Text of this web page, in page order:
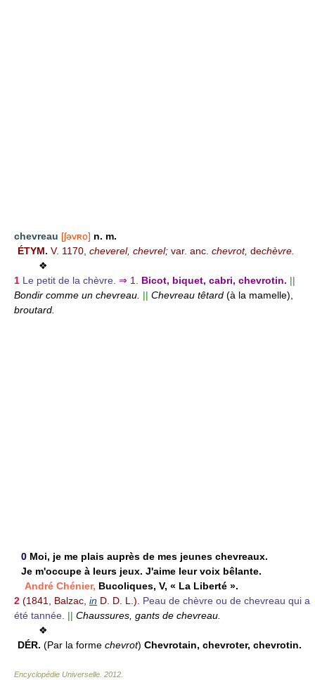
chevreau [ʃəvʀo] n. m.
ÉTYM. V. 1170, cheverel, chevrel; var. anc. chevrot, dechèvre.
❖
1 Le petit de la chèvre. ⇒ 1. Bicot, biquet, cabri, chevrotin. ||
Bondir comme un chevreau. || Chevreau têtard (à la mamelle),
broutard.
0 Moi, je me plais auprès de mes jeunes chevreaux.
Je m'occupe à leurs jeux. J'aime leur voix bêlante.
André Chénier, Bucoliques, V, « La Liberté ».
2 (1841, Balzac, in D. D. L.). Peau de chèvre ou de chevreau qui a
été tannée. || Chaussures, gants de chevreau.
❖
DÉR. (Par la forme chevrot) Chevrotain, chevroter, chevrotin.
Encyclopédie Universelle 2012